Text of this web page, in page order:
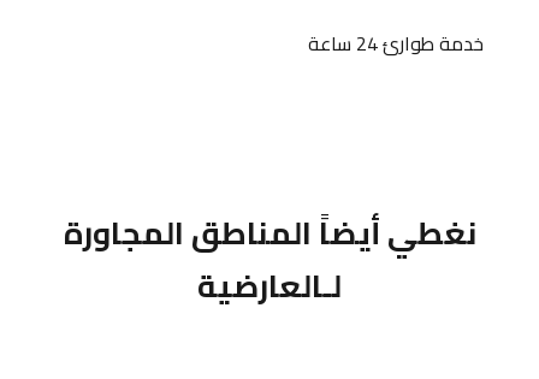
خدمة طوارئ 24 ساعة
نغطي أيضاً المناطق المجاورة
لـالعارضية